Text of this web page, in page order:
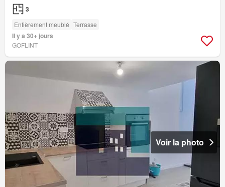
3
Entièrement meublé Terrasse
Il y a 30+ jours
GOFLINT
Voir la photo